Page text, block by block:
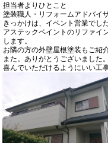
担当者よりひとこと
塗装職人・リフォームアドバイ
きっかけは、イベント営業でした
アステックペイントのリファイ
します。
お隣の方の外壁屋根塗装もご紹
また。ありがとうございました。
喜んでいただけるようにいい工